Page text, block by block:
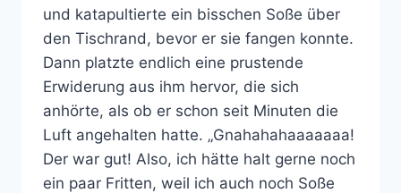
und katapultierte ein bisschen Soße über
den Tischrand, bevor er sie fangen konnte.
Dann platzte endlich eine prustende
Erwiderung aus ihm hervor, die sich
anhörte, als ob er schon seit Minuten die
Luft angehalten hatte. „Gnahahahaaaaaaa!
Der war gut! Also, ich hätte halt gerne noch
ein paar Fritten, weil ich auch noch Soße